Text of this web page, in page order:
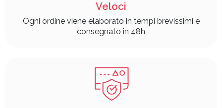
Veloci
Ogni ordine viene elaborato in tempi brevissimi e
consegnato in 48h